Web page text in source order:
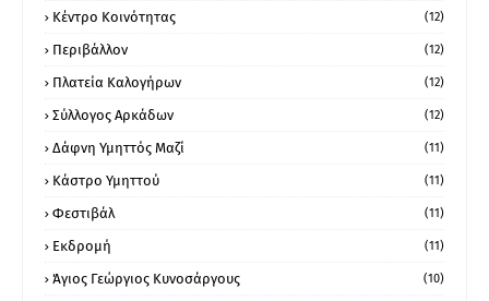
Κέντρο Κοινότητας (12)
Περιβάλλον (12)
Πλατεία Καλογήρων (12)
Σύλλογος Αρκάδων (12)
Δάφνη Υμηττός Μαζί (11)
Κάστρο Υμηττού (11)
Φεστιβάλ (11)
Εκδρομή (11)
Άγιος Γεώργιος Κυνοσάργους (10)